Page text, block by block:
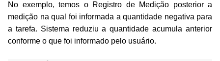
No exemplo, temos o Registro de Medição posterior a
medição na qual foi informada a quantidade negativa para
a tarefa. Sistema reduziu a quantidade acumula anterior
conforme o que foi informado pelo usuário.